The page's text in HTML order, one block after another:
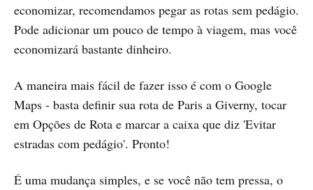
economizar, recomendamos pegar as rotas sem pedágio.
Pode adicionar um pouco de tempo à viagem, mas você
economizará bastante dinheiro.
A maneira mais fácil de fazer isso é com o Google
Maps - basta definir sua rota de Paris a Giverny, tocar
em Opções de Rota e marcar a caixa que diz 'Evitar
estradas com pedágio'. Pronto!
É uma mudança simples, e se você não tem pressa, o